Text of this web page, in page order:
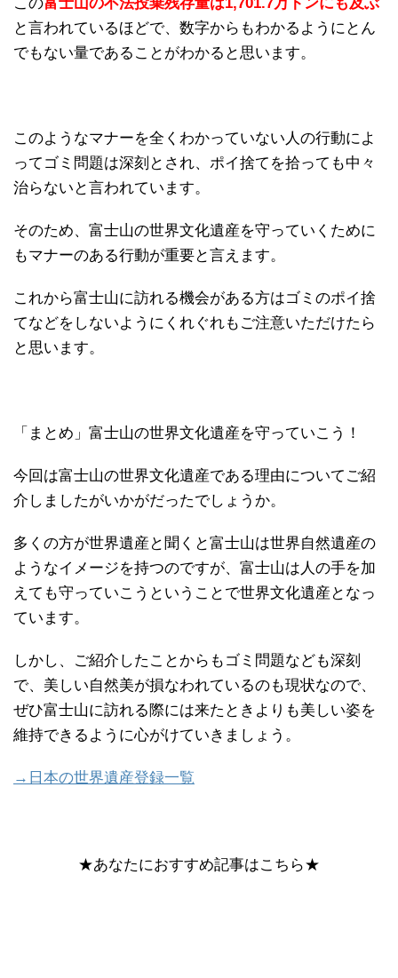
と言われているほどで、数字からもわかるようにとん
でもない量であることがわかると思います。
このようなマナーを全くわかっていない人の行動によ
ってゴミ問題は深刻とされ、ポイ捨てを拾っても中々
治らないと言われています。
そのため、富士山の世界文化遺産を守っていくために
もマナーのある行動が重要と言えます。
これから富士山に訪れる機会がある方はゴミのポイ捨
てなどをしないようにくれぐれもご注意いただけたら
と思います。
「まとめ」富士山の世界文化遺産を守っていこう！
今回は富士山の世界文化遺産である理由についてご紹
介しましたがいかがだったでしょうか。
多くの方が世界遺産と聞くと富士山は世界自然遺産の
ようなイメージを持つのですが、富士山は人の手を加
えても守っていこうということで世界文化遺産となっ
ています。
しかし、ご紹介したことからもゴミ問題なども深刻
で、美しい自然美が損なわれているのも現状なので、
ぜひ富士山に訪れる際には来たときよりも美しい姿を
維持できるように心がけていきましょう。
→日本の世界遺産登録一覧
★あなたにおすすめ記事はこちら★